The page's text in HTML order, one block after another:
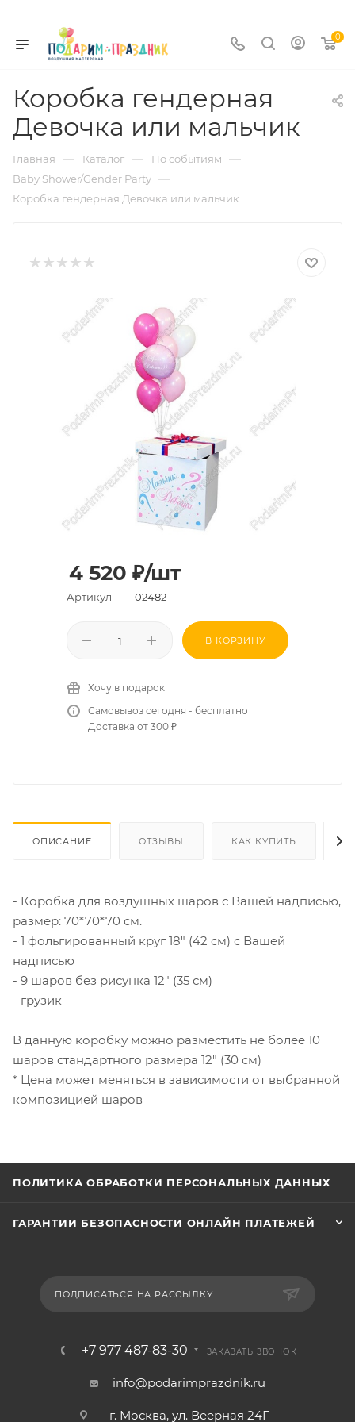
0
Коробка гендерная
Девочка или мальчик
Главная — Каталог — По событиям —
Baby Shower/Gender Party —
Коробка гендерная Девочка или мальчик
4 520 ₽/шт
Артикул — 02482
В КОРЗИНУ
Хочу в подарок
Самовывоз сегодня - бесплатно
Доставка от 300 ₽
ОПИСАНИЕ ОТЗЫВЫ КАК КУПИТЬ
- Коробка для воздушных шаров с Вашей надписью,
размер: 70*70*70 см.
- 1 фольгированный круг 18" (42 см) с Вашей
надписью
- 9 шаров без рисунка 12" (35 см)
- грузик
В данную коробку можно разместить не более 10
шаров стандартного размера 12" (30 см)
* Цена может меняться в зависимости от выбранной
композицией шаров
ПОЛИТИКА ОБРАБОТКИ ПЕРСОНАЛЬНЫХ ДАННЫХ
ГАРАНТИИ БЕЗОПАСНОСТИ ОНЛАЙН ПЛАТЕЖЕЙ
ПОДПИСАТЬСЯ НА РАССЫЛКУ
+7 977 487-83-30 ЗАКАЗАТЬ ЗВОНОК
info@podarimprazdnik.ru
г. Москва, ул. Веерная 24Г